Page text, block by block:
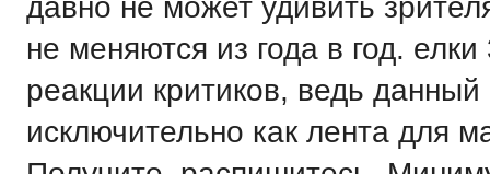
давно не может удивить
не меняются из года в год.
реакции критиков, ведь
исключительно как лента для